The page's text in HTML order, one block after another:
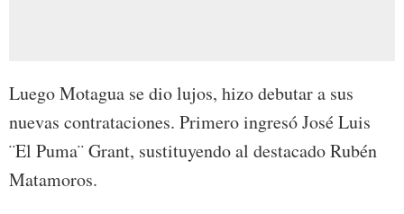
Luego Motagua se dio lujos, hizo debutar a sus
nuevas contrataciones. Primero ingresó José Luis
¨El Puma¨ Grant, sustituyendo al destacado Rubén
Matamoros.